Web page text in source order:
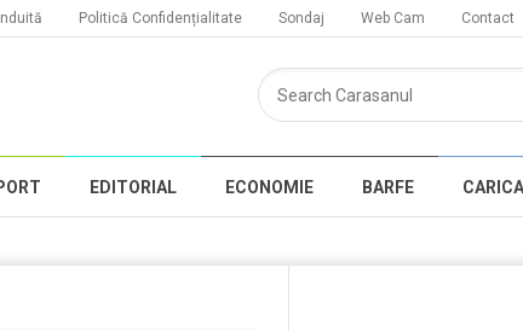
Politică Confidențialitate Sondaj Web Cam Contact
EDITORIAL ECONOMIE BARFE